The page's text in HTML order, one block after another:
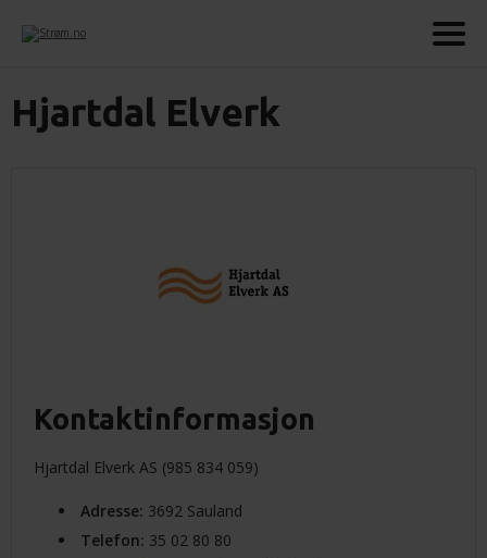
Hjartdal Elverk
Kontaktinformasjon
Hjartdal Elverk AS (985 834 059)
Adresse: 3692 Sauland
Telefon: 35 02 80 80